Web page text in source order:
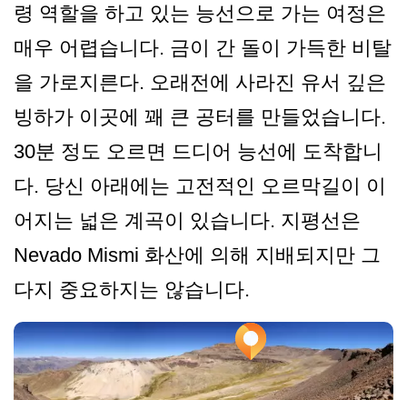
령 역할을 하고 있는 능선으로 가는 여정은
매우 어렵습니다. 금이 간 돌이 가득한 비탈
을 가로지른다. 오래전에 사라진 유서 깊은
빙하가 이곳에 꽤 큰 공터를 만들었습니다.
30분 정도 오르면 드디어 능선에 도착합니
다. 당신 아래에는 고전적인 오르막길이 이
어지는 넓은 계곡이 있습니다. 지평선은
Nevado Mismi 화산에 의해 지배되지만 그
다지 중요하지는 않습니다.